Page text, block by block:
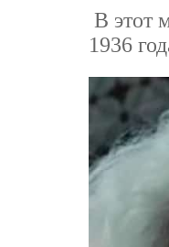
В этот
1936